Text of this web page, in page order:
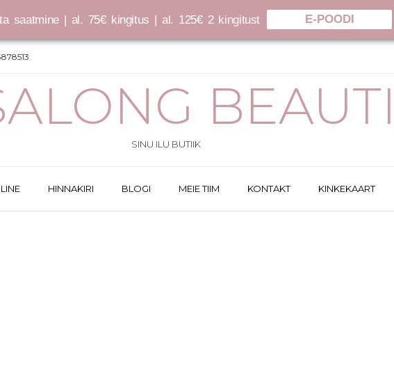
SINU ILU BUTIIK
HINNAKIRI BLOGI MEIE TIIM KONTAKT KINKEKAART
saatmine | al. 75€ kingitus | al. 125€ 2 kingitust E-POODI